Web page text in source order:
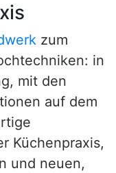
zum
in
mit den
auf dem
Küchenpraxis,
und neuen,